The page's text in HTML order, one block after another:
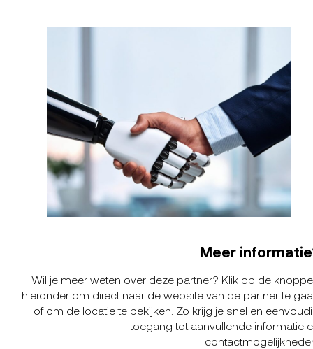
Meer
Wil je meer weten over deze partner? Klik op de
hieronder om direct naar de website van de partner te
of om de locatie te bekijken. Zo krijg je snel en
toegang tot aanvullende informatie